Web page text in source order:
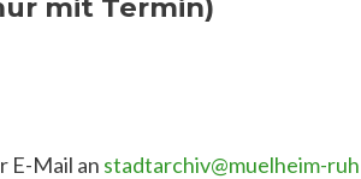
E-Mail an stadtarchiv@muelheim-